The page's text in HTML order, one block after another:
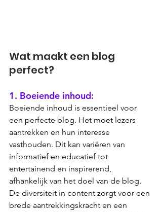
Wat maakt een blog
perfect?
1. Boeiende inhoud:
Boeiende inhoud is essentieel voor
een perfecte blog. Het moet lezers
aantrekken en hun interesse
vasthouden. Dit kan variëren van
informatief en educatief tot
entertainend en inspirerend,
afhankelijk van het doel van de blog.
De diversiteit in content zorgt voor een
brede aantrekkingskracht en een